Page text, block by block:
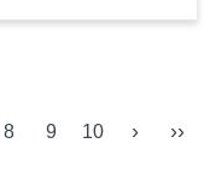
8 9 10 › ››